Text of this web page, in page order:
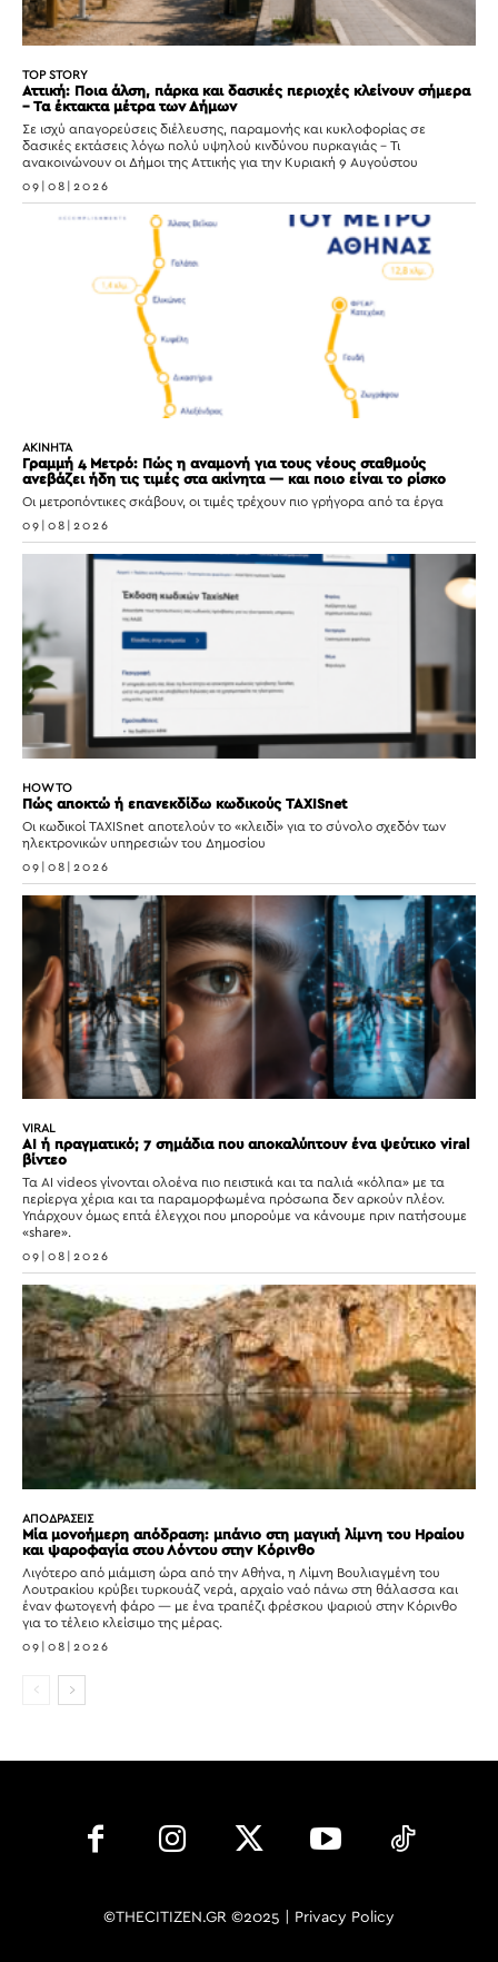
TOP STORY
Αττική: Ποια άλση, πάρκα και δασικές περιοχές κλείνουν σήμερα
– Τα έκτακτα μέτρα των Δήμων
Σε ισχύ απαγορεύσεις διέλευσης, παραμονής και κυκλοφορίας σε
δασικές εκτάσεις λόγω πολύ υψηλού κινδύνου πυρκαγιάς – Τι
ανακοινώνουν οι Δήμοι της Αττικής για την Κυριακή 9 Αυγούστου
09|08|2026
ΑΚΙΝΗΤΑ
Γραμμή 4 Μετρό: Πώς η αναμονή για τους νέους σταθμούς
ανεβάζει ήδη τις τιμές στα ακίνητα — και ποιο είναι το ρίσκο
Οι μετροπόντικες σκάβουν, οι τιμές τρέχουν πιο γρήγορα από τα έργα
09|08|2026
HOW TO
Πώς αποκτώ ή επανεκδίδω κωδικούς TAXISnet
Οι κωδικοί TAXISnet αποτελούν το «κλειδί» για το σύνολο σχεδόν των
ηλεκτρονικών υπηρεσιών του Δημοσίου
09|08|2026
VIRAL
AI ή πραγματικό; 7 σημάδια που αποκαλύπτουν ένα ψεύτικο viral
βίντεο
Τα AI videos γίνονται ολοένα πιο πειστικά και τα παλιά «κόλπα» με τα
περίεργα χέρια και τα παραμορφωμένα πρόσωπα δεν αρκούν πλέον.
Υπάρχουν όμως επτά έλεγχοι που μπορούμε να κάνουμε πριν πατήσουμε
«share».
09|08|2026
ΑΠΟΔΡΑΣΕΙΣ
Μία μονοήμερη απόδραση: μπάνιο στη μαγική λίμνη του Ηραίου
και ψαροφαγία στου Λόντου στην Κόρινθο
Λιγότερο από μιάμιση ώρα από την Αθήνα, η Λίμνη Βουλιαγμένη του
Λουτρακίου κρύβει τυρκουάζ νερά, αρχαίο ναό πάνω στη θάλασσα και
έναν φωτογενή φάρο — με ένα τραπέζι φρέσκου ψαριού στην Κόρινθο
για το τέλειο κλείσιμο της μέρας.
09|08|2026
©THECITIZEN.GR ©2025 | Privacy Policy